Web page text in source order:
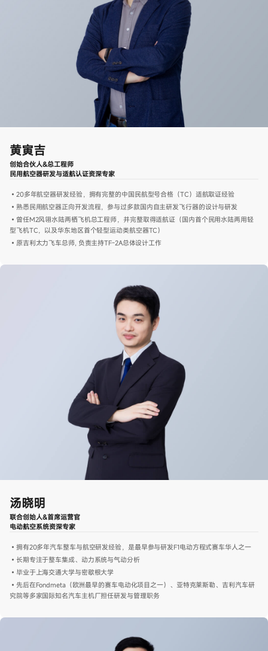
黄寅吉
创始合伙人&总工程师
民用航空器研发与适航认证资深专家
•20多年航空器研发经验，拥有完整的中国民航型号合格（TC）适航取证经验
•熟悉民用航空器正向开发流程，参与过多款国内自主研发飞行器的设计与研发
•曾任M2风翎水陆两栖飞机总工程师，并完整取得适航证（国内首个民用水陆两用轻
型飞机TC，以及华东地区首个轻型运动类航空器TC）
•原吉利太力飞车总师, 负责主持TF-2A总体设计工作
汤晓明
联合创始人&首席运营官
电动航空系统资深专家
•拥有20多年汽车整车与航空研发经验，是最早参与研发F1电动方程式赛车华人之一
•长期专注于整车集成、动力系统与气动分析
•毕业于上海交通大学与密歇根大学
•先后在Fondmeta（欧洲最早的赛车电动化项目之一）、亚特克莱斯勒、吉利汽车研
究院等多家国际知名汽车主机厂担任研发与管理职务